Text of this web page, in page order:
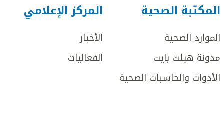
المكتبة الصحية
الموارد الصحية
مدونة هيلث بايت
الأدوات والحاسبات الصحية
المركز الإعلامي
الأخبار
الفعاليات